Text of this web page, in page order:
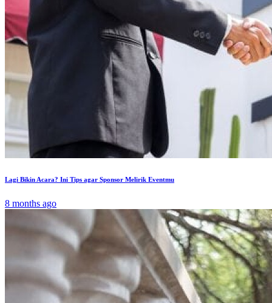
Lagi Bikin Acara? Ini Tips agar Sponsor Melirik Eventmu
8 months ago